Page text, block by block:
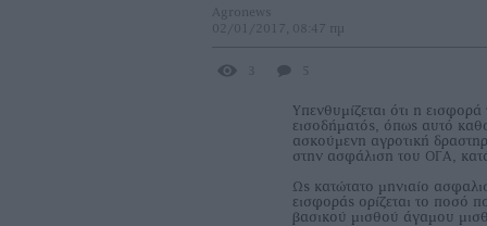
Agronews
02/01/2017, 08:47 πμ
5
Υπενθυμίζεται ότι η
εισοδήματός, όπως αυτό
ασκούμενη αγροτική
στην ασφάλιση του ΟΓΑ,
Ως κατώτατο μηνιαίο
εισφοράς ορίζεται το ποσό
βασικού μισθού άγαμου